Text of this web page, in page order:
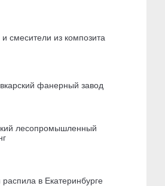
смесители из композита
фанерный завод
лесопромышленный
распила в Екатеринбурге